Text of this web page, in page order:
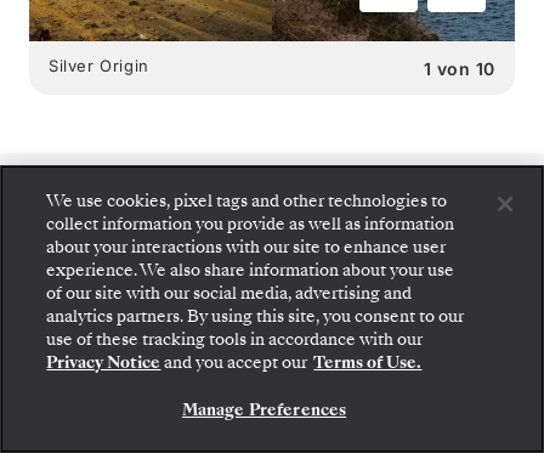
1 von 10
Silver Origin
SILVER ORIGIN
SPEISEMÖGLICHKEITEN
2 RESTAURANTS
Gehen Sie an Bord: Wählen Sie Ihre Suite und
prüfen Sie die Preise und Inklusivleistungen, bevor
Sie Ihre Silversea-Reise sicher bestätigen.
BUCHEN SIE IHRE SUITE
We use cookies, pixel tags and other technologies to
collect information you provide as well as information
about your interactions with our site to enhance user
experience. We also share information about your use
of our site with our social media, advertising and
analytics partners. By using this site, you consent to our
use of these tracking tools in accordance with our
Privacy Notice and you accept our Terms of Use.
Manage Preferences